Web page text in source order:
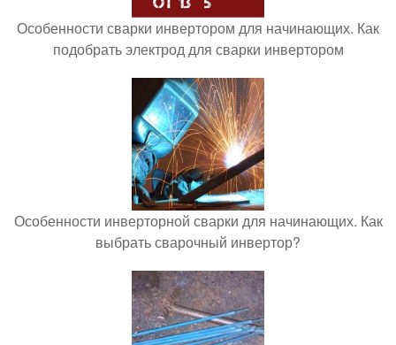
Особенности сварки инвертором для начинающих. Как
подобрать электрод для сварки инвертором
Особенности инверторной сварки для начинающих. Как
выбрать сварочный инвертор?